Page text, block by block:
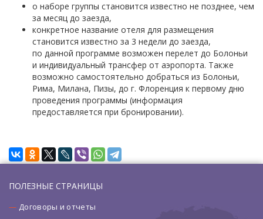
о наборе группы становится известно не позднее, чем
за месяц до заезда,
конкретное название отеля для размещения
становится известно за 3 недели до заезда,
по данной программе возможен перелет до Болоньи
и индивидуальный трансфер от аэропорта. Также
возможно самостоятельно добраться из Болоньи,
Рима, Милана, Пизы, до г. Флоренция к первому дню
проведения программы (информация
предоставляется при бронировании).
ПОЛЕЗНЫЕ СТРАНИЦЫ
Договоры и отчеты